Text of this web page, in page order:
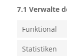
7.1 Verwalte
Funktional
Statistiken